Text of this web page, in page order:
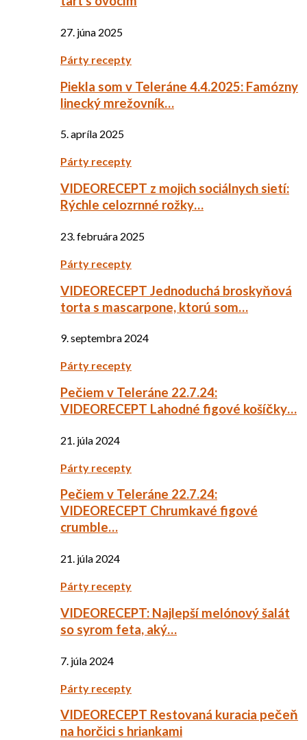
27. júna 2025
Párty recepty
Piekla som v Teleráne 4.4.2025: Famózny
linecký mrežovník…
5. apríla 2025
Párty recepty
VIDEORECEPT z mojich sociálnych sietí:
Rýchle celozrnné rožky…
23. februára 2025
Párty recepty
VIDEORECEPT Jednoduchá broskyňová
torta s mascarpone, ktorú som…
9. septembra 2024
Párty recepty
Pečiem v Teleráne 22.7.24:
VIDEORECEPT Lahodné figové košíčky…
21. júla 2024
Párty recepty
Pečiem v Teleráne 22.7.24:
VIDEORECEPT Chrumkavé figové
crumble…
21. júla 2024
Párty recepty
VIDEORECEPT: Najlepší melónový šalát
so syrom feta, aký…
7. júla 2024
Párty recepty
VIDEORECEPT Restovaná kuracia pečeň
na horčici s hriankami